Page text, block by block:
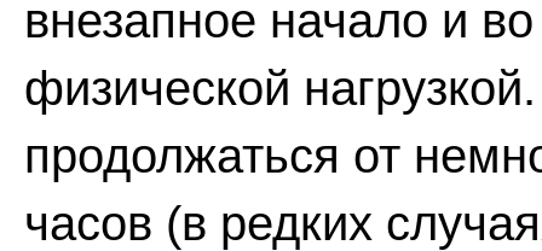
внезапное начало и
физической
продолжаться от
часов (в редких